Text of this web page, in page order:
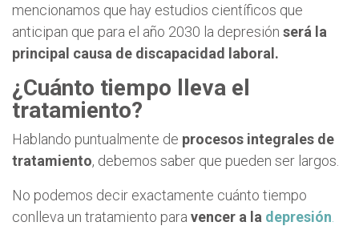
mencionamos que hay estudios científicos que
anticipan que para el año 2030 la depresión será la
principal causa de discapacidad laboral.
¿Cuánto tiempo lleva el
tratamiento?
Hablando puntualmente de procesos integrales de
tratamiento, debemos saber que pueden ser largos.
No podemos decir exactamente cuánto tiempo
conlleva un tratamiento para vencer a la depresión